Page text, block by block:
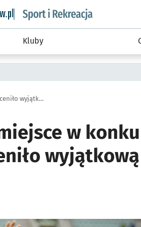
wroclaw.pl podserwis: Sport
Kluby
Śląsk zajął pierwsze miejsce w konkursie Ekstraklasy. Jury doceniło wyjątkową akcję z eskortą seniorów
w